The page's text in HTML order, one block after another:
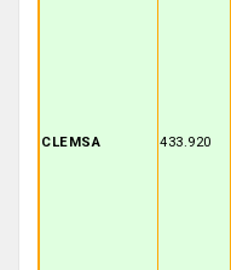
CLEMSA 433.920